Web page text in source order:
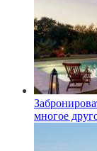
многое